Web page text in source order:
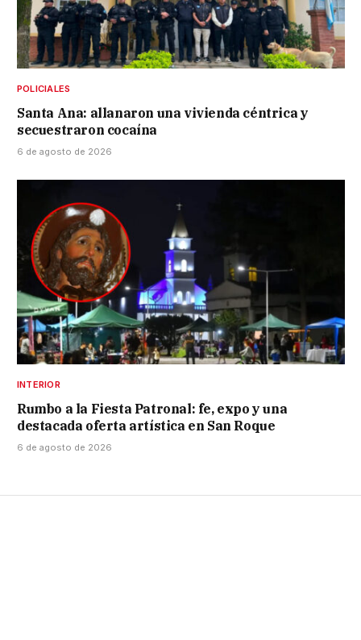
POLICIALES
Santa Ana: allanaron una vivienda céntrica y
secuestraron cocaína
6 de agosto de 2026
INTERIOR
Rumbo a la Fiesta Patronal: fe, expo y una
destacada oferta artística en San Roque
6 de agosto de 2026